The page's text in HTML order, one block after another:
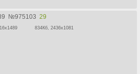
№975103 29
834Кб, 2436x1081